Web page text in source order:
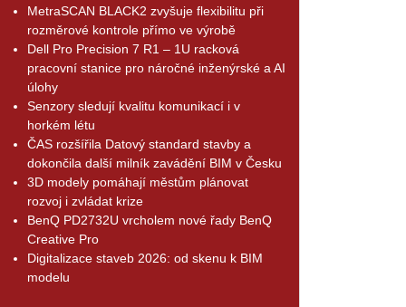
MetraSCAN BLACK2 zvyšuje flexibilitu při
rozměrové kontrole přímo ve výrobě
Dell Pro Precision 7 R1 – 1U racková
pracovní stanice pro náročné inženýrské a AI
úlohy
Senzory sledují kvalitu komunikací i v
horkém létu
ČAS rozšířila Datový standard stavby a
dokončila další milník zavádění BIM v Česku
3D modely pomáhají městům plánovat
rozvoj i zvládat krize
BenQ PD2732U vrcholem nové řady BenQ
Creative Pro
Digitalizace staveb 2026: od skenu k BIM
modelu